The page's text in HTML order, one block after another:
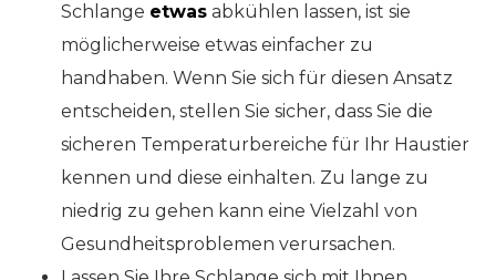
Schlange etwas abkühlen lassen, ist sie
möglicherweise etwas einfacher zu
handhaben. Wenn Sie sich für diesen Ansatz
entscheiden, stellen Sie sicher, dass Sie die
sicheren Temperaturbereiche für Ihr Haustier
kennen und diese einhalten. Zu lange zu
niedrig zu gehen kann eine Vielzahl von
Gesundheitsproblemen verursachen.